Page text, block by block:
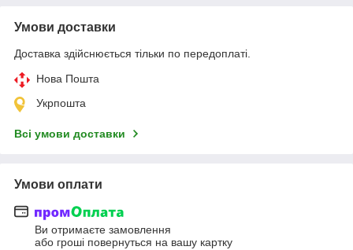
Умови доставки
Доставка здійснюється тільки по передоплаті.
Нова Пошта
Укрпошта
Всі умови доставки
Умови оплати
Ви отримаєте замовлення
або гроші повернуться на вашу картку